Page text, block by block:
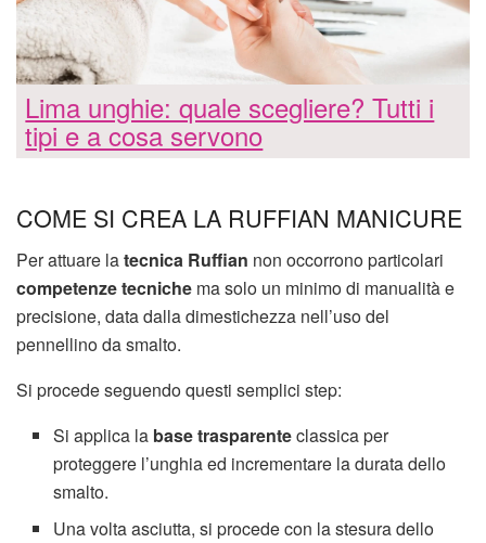
Lima unghie: quale scegliere? Tutti i
tipi e a cosa servono
COME SI CREA LA RUFFIAN MANICURE
Per attuare latecnica Ruffian non occorrono particolari
competenze tecniche ma solo un minimo di manualità e
precisione, data dalla dimestichezza nell’uso del
pennellino da smalto.
Si procede seguendo questi semplici step:
Si applica la base trasparenteclassica per
proteggere l’unghia ed incrementare la durata dello
smalto.
Una volta asciutta, si procede con la stesura dello